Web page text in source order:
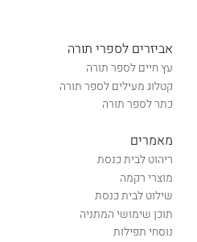
אביזרים לספרי תורה
עץ חיים לספר תורה
קטלוג מעילים לספר תורה
כתר לספר תורה
מאמרים
ריהוט לבית כנסת
מוצרי רקמה
שילוט לבית כנסת
תוכן שימושי המתניה
נוסחי תפילות